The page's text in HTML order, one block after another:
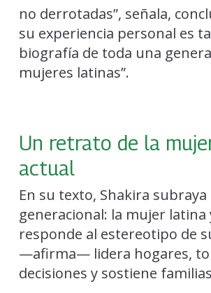
no derrotadas”, señala,
su experiencia personal es
biografía de toda una
mujeres latinas”.
Un retrato de la
actual
En su texto, Shakira
generacional: la mujer latina
responde al estereotipo de
—afirma— lidera hogares,
decisiones y sostiene